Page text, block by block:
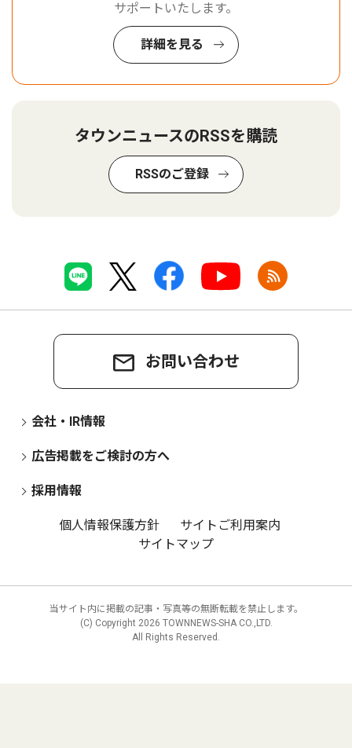
サポートいたします。
詳細を見る
タウンニュースのRSSを購読
RSSのご登録
お問い合わせ
会社・IR情報
広告掲載をご検討の方へ
採用情報
個人情報保護方針
サイトご利用案内
サイトマップ
当サイト内に掲載の記事・写真等の無断転載を禁止します。
(C) Copyright 2026 TOWNNEWS-SHA CO.,LTD.
All Rights Reserved.